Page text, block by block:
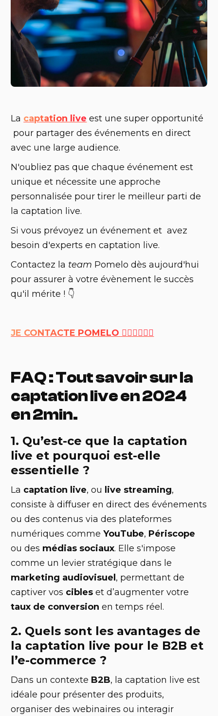
La captation live est une super opportunité
pour partager des événements en direct
avec une large audience.
N'oubliez pas que chaque événement est
unique et nécessite une approche
personnalisée pour tirer le meilleur parti de
la captation live.
Si vous prévoyez un événement et avez
besoin d'experts en captation live.
Contactez la team Pomelo dès aujourd'hui
pour assurer à votre évènement le succès
qu'il mérite ! 👇
JE CONTACTE POMELO 🙋🏼‍♀️🙋🏽‍♂️
FAQ : Tout savoir sur la
captation live en 2024
en 2min.
1. Qu’est-ce que la captation
live et pourquoi est-elle
essentielle ?
La captation live, ou live streaming,
consiste à diffuser en direct des événements
ou des contenus via des plateformes
numériques commeYouTube, Périscope
ou des médias sociaux. Elle s'impose
comme un levier stratégique dans le
marketing audiovisuel, permettant de
captiver vos cibles et d’augmenter votre
taux de conversion en temps réel.
2. Quels sont les avantages de
la captation live pour le B2B et
l’e-commerce ?
Dans un contexte B2B, la captation live est
idéale pour présenter des produits,
organiser des webinaires ou interagir